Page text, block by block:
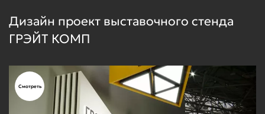
Дизайн проект выставочного стенда
ГРЭЙТ КОМП
Смотреть